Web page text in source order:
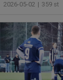
2026-05-02 | 359 st